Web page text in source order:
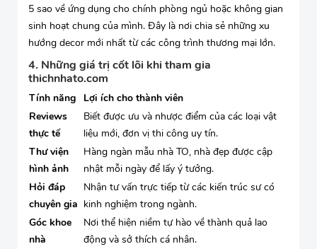
5 sao về ứng dụng cho chính phòng ngủ hoặc không gian
sinh hoạt chung của mình. Đây là nơi chia sẻ những xu
hướng decor mới nhất từ các công trình thương mại lớn.
4. Những giá trị cốt lõi khi tham gia
thichnhato.com
Tính năng
Lợi ích cho thành viên
Reviews
thực tế
Biết được ưu và nhược điểm của các loại vật
liệu mới, đơn vị thi công uy tín.
Thư viện
hình ảnh
Hàng ngàn mẫu nhà TO, nhà đẹp được cập
nhật mỗi ngày để lấy ý tưởng.
Hỏi đáp
chuyên gia
Nhận tư vấn trực tiếp từ các kiến trúc sư có
kinh nghiệm trong ngành.
Góc khoe
nhà
Nơi thể hiện niềm tự hào về thành quả lao
động và sở thích cá nhân.